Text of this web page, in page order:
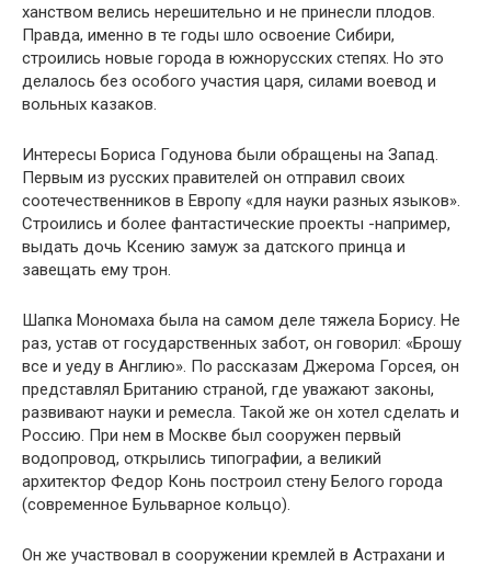
ханством велись нерешительно и не принесли плодов.
Правда, именно в те годы шло освоение Сибири,
строились новые города в южнорусских степях. Но это
делалось без особого участия царя, силами воевод и
вольных казаков.
Интересы Бориса Годунова были обращены на Запад.
Первым из русских правителей он отправил своих
соотечественников в Европу «для науки разных языков».
Строились и более фантастические проекты -например,
выдать дочь Ксению замуж за датского принца и
завещать ему трон.
Шапка Мономаха была на самом деле тяжела Борису. Не
раз, устав от государственных забот, он говорил: «Брошу
все и уеду в Англию». По рассказам Джерома Горсея, он
представлял Британию страной, где уважают законы,
развивают науки и ремесла. Такой же он хотел сделать и
Россию. При нем в Москве был сооружен первый
водопровод, открылись типографии, а великий
архитектор Федор Конь построил стену Белого города
(современное Бульварное кольцо).
Он же участвовал в сооружении кремлей в Астрахани и